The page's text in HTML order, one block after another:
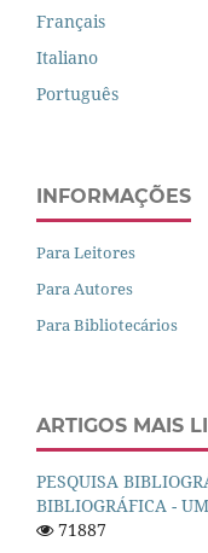
Français
Italiano
Português
INFORMAÇÕES
Para Leitores
Para Autores
Para Bibliotecários
ARTIGOS MAIS
PESQUISA
BIBLIOGRÁFICA -
71887